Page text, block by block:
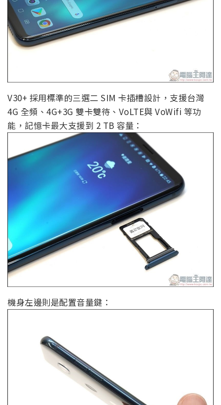
V30+ 採用標準的三選二 SIM 卡插槽設計，支援台灣
4G 全頻、4G+3G 雙卡雙待、VoLTE與 VoWifi 等功
能，記憶卡最大支援到 2 TB 容量：
機身左邊則是配置音量鍵：